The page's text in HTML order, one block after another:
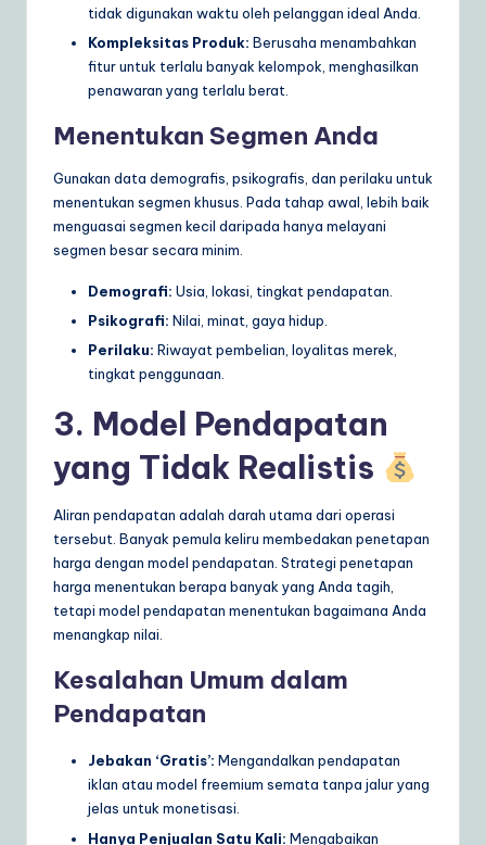
tidak digunakan waktu oleh pelanggan ideal Anda.
Kompleksitas Produk: Berusaha menambahkan
fitur untuk terlalu banyak kelompok, menghasilkan
penawaran yang terlalu berat.
Menentukan Segmen Anda
Gunakan data demografis, psikografis, dan perilaku untuk
menentukan segmen khusus. Pada tahap awal, lebih baik
menguasai segmen kecil daripada hanya melayani
segmen besar secara minim.
Demografi: Usia, lokasi, tingkat pendapatan.
Psikografi: Nilai, minat, gaya hidup.
Perilaku: Riwayat pembelian, loyalitas merek,
tingkat penggunaan.
3. Model Pendapatan
yang Tidak Realistis
Aliran pendapatan adalah darah utama dari operasi
tersebut. Banyak pemula keliru membedakan penetapan
harga dengan model pendapatan. Strategi penetapan
harga menentukan berapa banyak yang Anda tagih,
tetapi model pendapatan menentukan bagaimana Anda
menangkap nilai.
Kesalahan Umum dalam
Pendapatan
Jebakan ‘Gratis’: Mengandalkan pendapatan
iklan atau model freemium semata tanpa jalur yang
jelas untuk monetisasi.
Hanya Penjualan Satu Kali: Mengabaikan